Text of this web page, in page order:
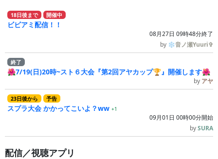
18日後まで 開催中
ビビアミ配信！！
08月27日 09時48分終了
by ❄音ノ瀬Yuuri✞
終了
🌺7/19(日)20時~スト６大会『第2回アヤカップ🏆』開催します🌺
by アヤ
23日後から 予告
スプラ大会 かかってこいよ？ww +1
09月01日 00時00分開始
bySURA
配信／視聴アプリ